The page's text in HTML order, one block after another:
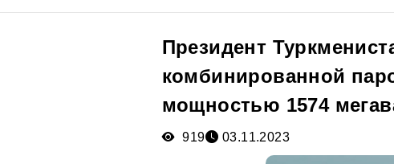
Президент
комбинированной
мощностью 1574
919 03.11.2023